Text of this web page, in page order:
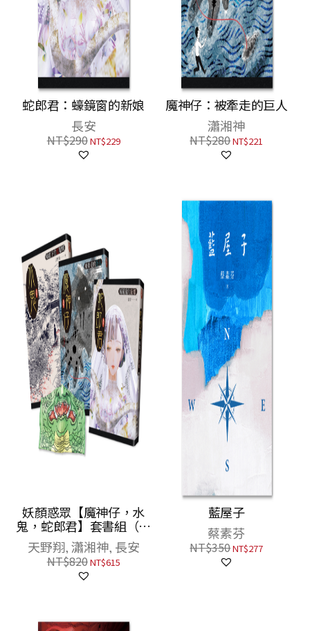
蛇郎君：蠔鏡窗的新娘
長安
NT$290NT$229
魔神仔：被牽走的巨人
瀟湘神
NT$280NT$221
妖顏惑眾【魔神仔，水
鬼，蛇郎君】套書組（加
贈限量妖怪化身口罩套）
天野翔, 瀟湘神, 長安
NT$820NT$615
藍屋子
蔡素芬
NT$350NT$277